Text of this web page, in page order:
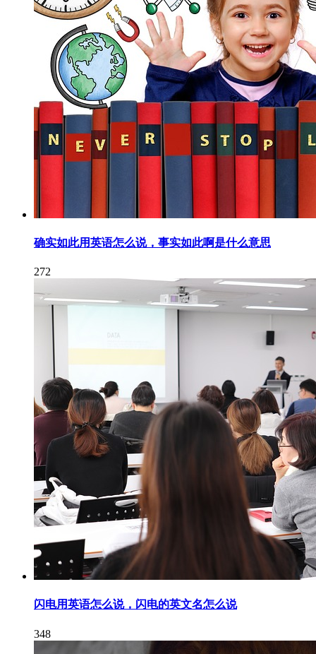
确实如此用英语怎么说，事实如此啊是什么意思
272
闪电用英语怎么说，闪电的英文名怎么说
348